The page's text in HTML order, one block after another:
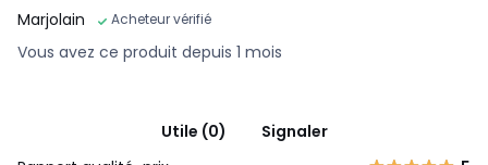
Marjolain
Acheteur vérifié
Vous avez ce produit depuis 1 mois
Utile (0)
Signaler